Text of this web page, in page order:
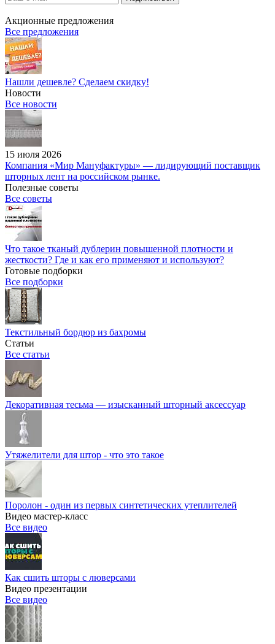
Акционные предложения
Все предложения
Нашли дешевле? Сделаем скидку!
Новости
Все новости
15 июля 2026
Компания «Мир Мануфактуры» — лидирующий поставщик
шторных лент на российском рынке.
Полезные советы
Все советы
Что такое тканый дублерин повышенной плотности и
жесткости? Где и как его применяют и используют?
Готовые подборки
Все подборки
Текстильный бордюр из бахромы
Статьи
Все статьи
Декоративная тесьма — изысканный шторный аксессуар
Утяжелители для штор - что это такое
Поролон - один из первых синтетических утеплителей
Видео мастер-класс
Все видео
Как сшить шторы с люверсами
Видео презентации
Все видео